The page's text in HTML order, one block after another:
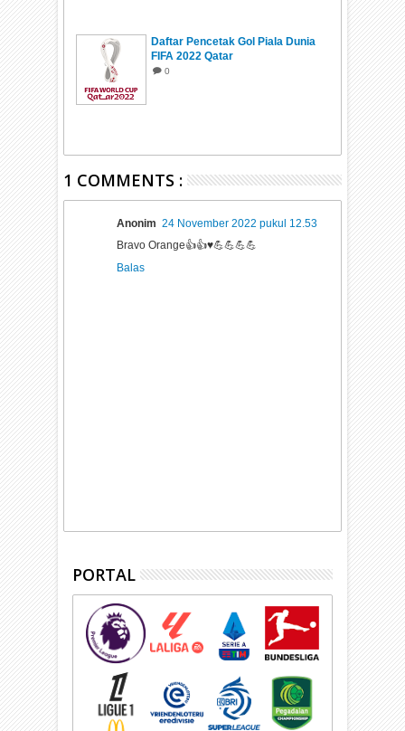
Daftar Pencetak Gol Piala Dunia
FIFA 2022 Qatar
0
1 COMMENTS :
Anonim 24 November 2022 pukul 12.53
Bravo Orange👍👍♥️💪💪💪💪
Balas
PORTAL